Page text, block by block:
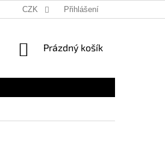
CZK Přihlášení
NÁKUPNÍ
Prázdný košík